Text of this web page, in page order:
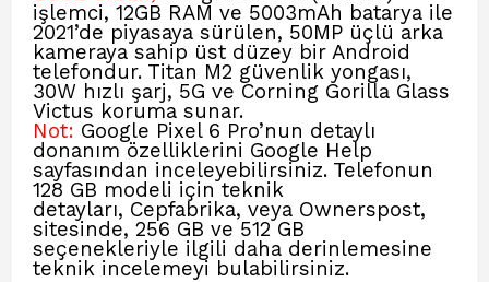
işlemci, 12GB RAM ve 5003mAh batarya ile
2021’de piyasaya sürülen, 50MP üçlü arka
kameraya sahip üst düzey bir Android
telefondur. Titan M2 güvenlik yongası,
30W hızlı şarj, 5G ve Corning Gorilla Glass
Victus koruma sunar.
Not: Google Pixel 6 Pro’nun detaylı
donanım özelliklerini Google Help
sayfasından inceleyebilirsiniz. Telefonun
128 GB modeli için teknik
detayları, Cepfabrika, veya Ownerspost,
sitesinde, 256 GB ve 512 GB
seçenekleriyle ilgili daha derinlemesine
teknik incelemeyi bulabilirsiniz.